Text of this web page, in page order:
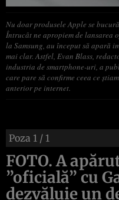
Nu doar produsele Apple se
Întrucât ne apropiem de lansarea
la Samsung, au început să apară
mai clar. Astfel, Evan Blass,
industria de smartphone-uri, a
care pare să confirme ceea ce
anterior pe internet.
Poza 1 / 1
FOTO. A
”oficială” cu
dezvăluie un